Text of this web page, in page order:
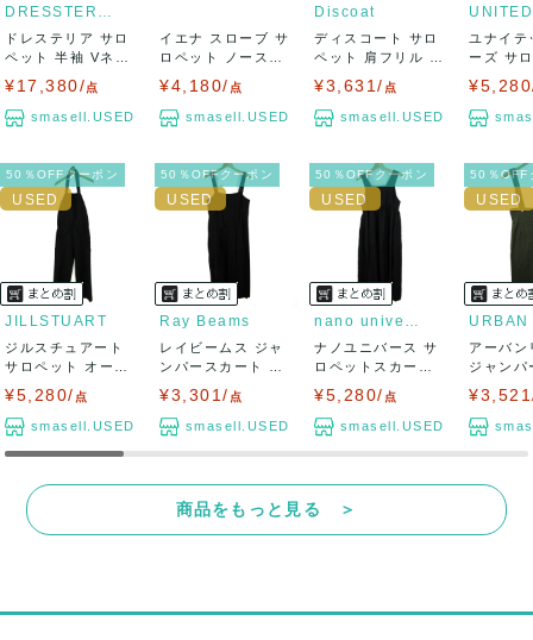
DRESSTERIOR
ドレステリア サロ
ペット 半袖 Vネッ
ク ウール混...
¥17,380/点
smasell.USED
イエナ スローブ サ
ロペット ノースリ
ーブ ストレ...
¥4,180/ 点
smasell.USED
Discoat
ディスコート サロ
ペット 肩フリル ア
シンメトリー...
¥3,631/ 点
smasell.USED
ユナイテ
ーズ サ
ャンパ
50％OFFクーポン
JILLSTUART
ジルスチュアート
サロペット オーバ
¥5,280/ 点
smasell.USED
50％OFFクーポン
Ray Beams
レイビームス ジャ
ンパースカート サ
¥3,301/ 点
smasell.USED
50％OFFクーポン
nano universe
ナノユニバース サ
ロペットスカート
¥5,280/ 点
smasell.USED
50％OFF
アーバン
ジャンパ
商品をもっと見る ＞